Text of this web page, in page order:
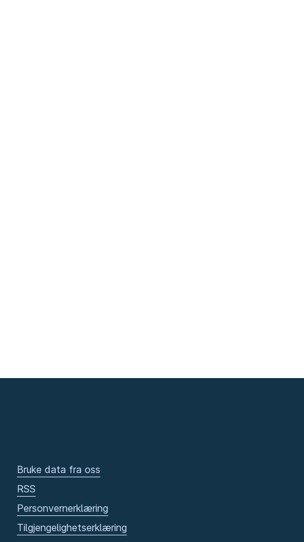
Bruke data fra oss
RSS
Personvernerklæring
Tilgjengelighetserklæring